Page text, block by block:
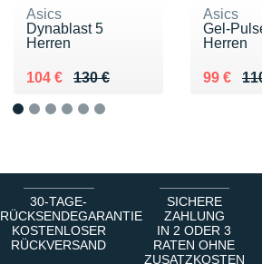
Asics
Dynablast 5
Herren
130 €
Au lieu de 130 €
104 €
Vendu 104 €
Asics
Gel-
Herren
Au lieu
99 €
Vendu
30-TAGE-
RÜCKSENDEGARANTIE
KOSTENLOSER
RÜCKVERSAND
SICHERE
ZAHLUNG
IN 2 ODER 3
RATEN OHNE
ZUSATZKOSTEN